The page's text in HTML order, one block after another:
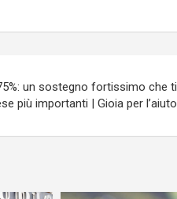
un sostegno fortissimo che ti
più importanti | Gioia per l’aiuto